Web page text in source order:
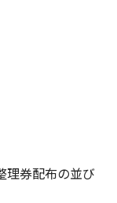
理券配布の並び